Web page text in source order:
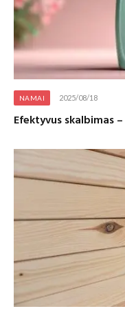
NAMAI 2025/08/18
Efektyvus skalbimas